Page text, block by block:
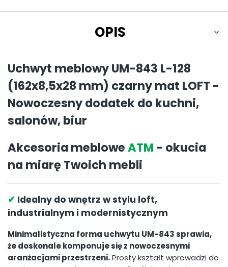
OPIS
Uchwyt meblowy UM-843 L-128
(162x8,5x28 mm) czarny mat LOFT -
Nowoczesny dodatek do kuchni,
salonów, biur
Akcesoria mebloweATM - okucia
na miarę Twoich mebli
✔ Idealny do wnętrz w stylu loft,
industrialnym i modernistycznym
Minimalistyczna forma uchwytu UM-843 sprawia,
że doskonale komponuje się z nowoczesnymi
aranżacjami przestrzeni.Prosty kształt wprowadzi do